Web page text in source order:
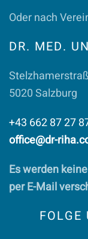
Oder nach
DR. MED.
5020 Salzburg
+43 662 87 27
office@dr-
Es werden
per E-Mail
FOLGE